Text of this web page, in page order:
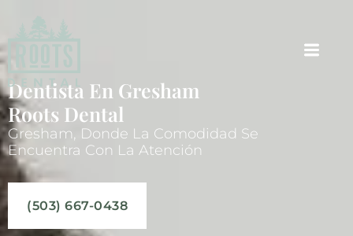
Dentista En Gresham
Roots Dental
Gresham, Donde La Comodidad Se
Encuentra Con La Atención
(503) 667-0438